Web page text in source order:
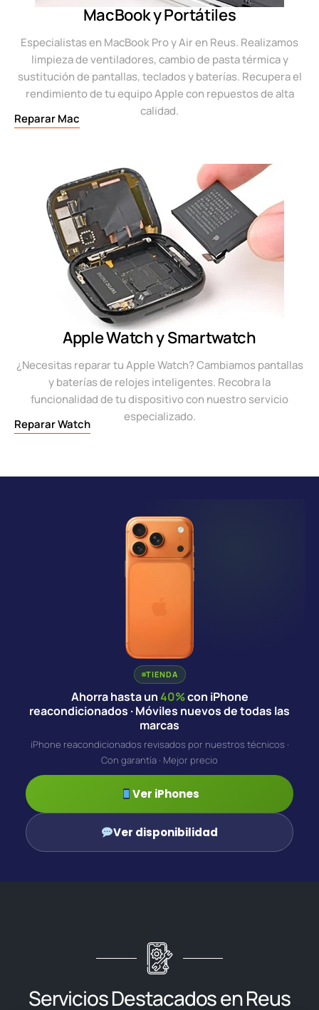
MacBook y Portátiles
Especialistas en MacBook Pro y Air en Reus. Realizamos
limpieza de ventiladores, cambio de pasta térmica y
sustitución de pantallas, teclados y baterías. Recupera el
rendimiento de tu equipo Apple con repuestos de alta
calidad.
Reparar Mac
Apple Watch y Smartwatch
¿Necesitas reparar tu Apple Watch? Cambiamos pantallas
y baterías de relojes inteligentes. Recobra la
funcionalidad de tu dispositivo con nuestro servicio
especializado.
Reparar Watch
TIENDA
Ahorra hasta un40%con iPhone
reacondicionados · Móviles nuevos de todas las
marcas
iPhone reacondicionados revisados por nuestros técnicos ·
Con garantía · Mejor precio
Ver iPhones
Ver disponibilidad
Servicios Destacados en Reus